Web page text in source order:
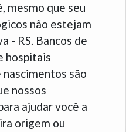
mesmo que seu
não estejam
- RS. Bancos de
hospitais
nascimentos são
nossos
ajudar você a
origem ou